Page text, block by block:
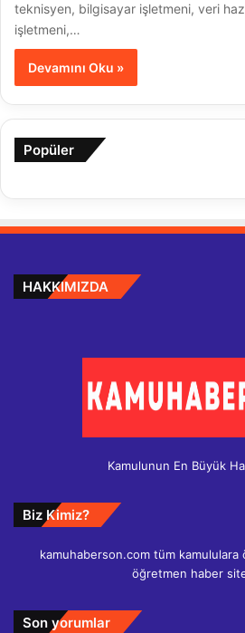
teknisyen, bilgisayar işletmeni, veri
işletmeni,…
Devamını Oku »
Popüler
HAKKIMIZDA
Kamulunun En Büyük
Biz Kimiz?
kamuhaberson.com tüm kamululara
öğretmen haber
Son yorumlar